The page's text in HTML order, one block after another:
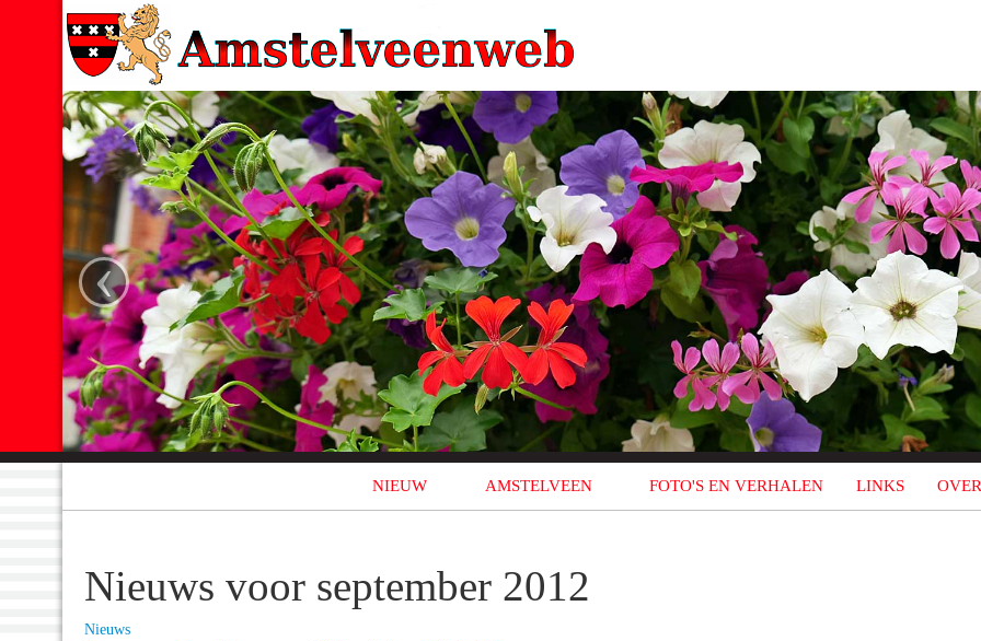
‹
NIEUW AMSTELVEEN FOTO'S EN VERHALEN LINKS
Nieuws voor september 2012
Nieuws